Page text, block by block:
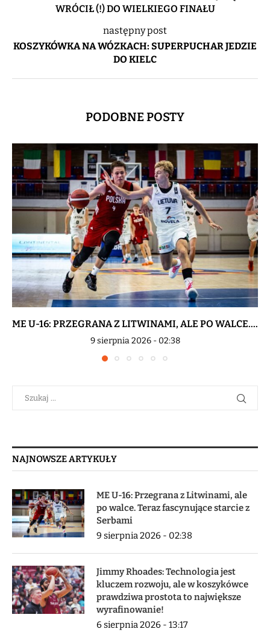
WRÓCIŁ (!) DO WIELKIEGO FINAŁU
następny post
KOSZYKÓWKA NA WÓZKACH: SUPERPUCHAR JEDZIE
DO KIELC
PODOBNE POSTY
ME U-16: PRZEGRANA Z LITWINAMI, ALE PO WALCE....
9 sierpnia 2026 - 02:38
NAJNOWSZE ARTYKUŁY
ME U-16: Przegrana z Litwinami, ale
po walce. Teraz fascynujące starcie z
Serbami
9 sierpnia 2026 - 02:38
Jimmy Rhoades: Technologia jest
kluczem rozwoju, ale w koszykówce
prawdziwa prostota to największe
wyrafinowanie!
6 sierpnia 2026 - 13:17